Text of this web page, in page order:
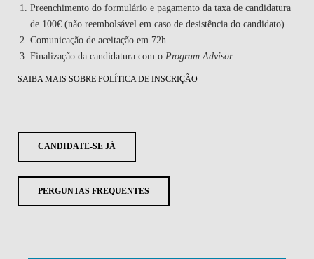
Preenchimento do formulário e pagamento da taxa de candidatura
de 100€ (não reembolsável em caso de desistência do candidato)
Comunicação de aceitação em 72h
Finalização da candidatura com o Program Advisor
SAIBA MAIS SOBRE POLÍTICA DE INSCRIÇÃO
CANDIDATE-SE JÁ
PERGUNTAS FREQUENTES